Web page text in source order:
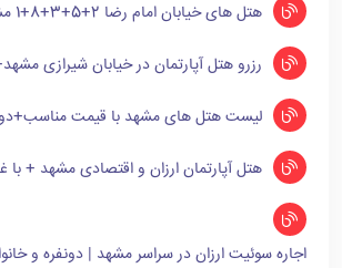
هتل های خیابان امام رضا 2+5+3+8+1 مشهد+50% تخفیف
رزرو هتل آپارتمان در خیابان شیرازی مشهد+تا 90%
لیست هتل های مشهد با قیمت
هتل آپارتمان ارزان و اقتصادی مشهد +
اجاره سوئیت ارزان در سراسر مشهد | دونفره و